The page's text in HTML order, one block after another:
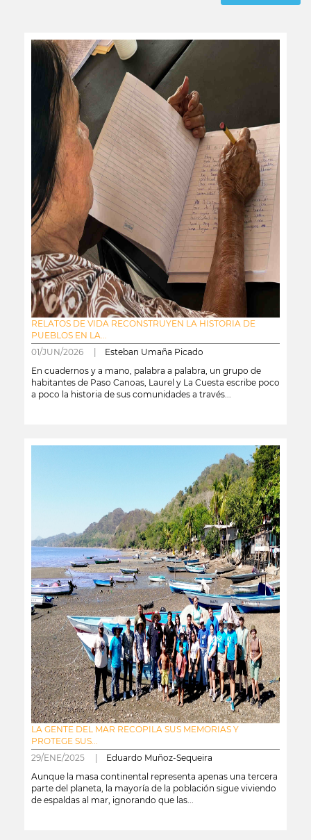
RELATOS DE VIDA RECONSTRUYEN LA HISTORIA DE
PUEBLOS EN LA...
01/JUN/2026 | Esteban Umaña Picado
En cuadernos y a mano, palabra a palabra, un grupo de
habitantes de Paso Canoas, Laurel y La Cuesta escribe poco
a poco la historia de sus comunidades a través...
LA GENTE DEL MAR RECOPILA SUS MEMORIAS Y
PROTEGE SUS...
29/ENE/2025 | Eduardo Muñoz-Sequeira
Aunque la masa continental representa apenas una tercera
parte del planeta, la mayoría de la población sigue viviendo
de espaldas al mar, ignorando que las...